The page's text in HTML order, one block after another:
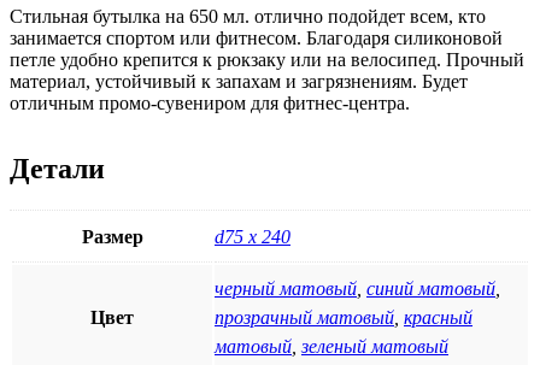
Стильная бутылка на 650 мл. отлично подойдет всем, кто
занимается спортом или фитнесом. Благодаря силиконовой
петле удобно крепится к рюкзаку или на велосипед. Прочный
материал, устойчивый к запахам и загрязнениям. Будет
отличным промо-сувениром для фитнес-центра.
Детали
Размер d75 x 240
Цвет
черный матовый синий матовый
прозрачный матовый красный
матовый ,зеленый матовый